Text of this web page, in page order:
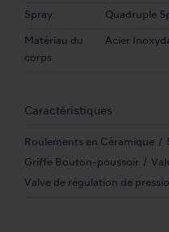
Spray Quadruple
Matériau du
corps
Acier
Caractéristiques
Roulements en Céramique
Griffe Bouton-poussoir
Valve de régulation de